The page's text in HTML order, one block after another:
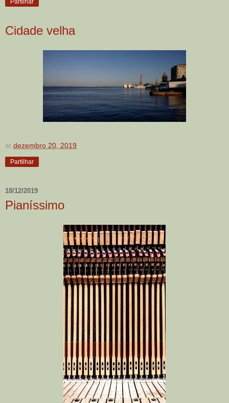
Partilhar
Cidade velha
at dezembro 20, 2019
Partilhar
18/12/2019
Pianíssimo